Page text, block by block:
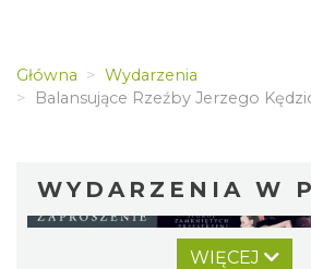
Główna
Wydarzenia
Balansujące Rzeźby Jerzego
WYDARZENIA W
WIĘCEJ